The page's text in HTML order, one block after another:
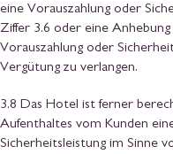
eine Vorauszahlung oder
Ziffer 3.6 oder eine
Vorauszahlung oder
Vergütung zu verlangen.
3.8 Das Hotel ist ferner
Aufenthaltes vom Kunden
Sicherheitsleistung im Sinne